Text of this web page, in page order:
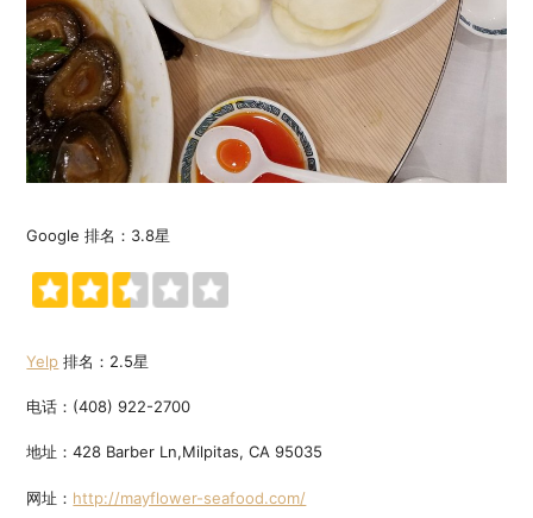
Google 排名：3.8星
Yelp 排名：2.5星
电话：(408) 922-2700
地址：428 Barber Ln,Milpitas, CA 95035
网址： http://mayflower-seafood.com/